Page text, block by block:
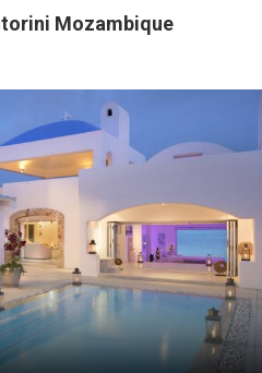
Mozambique